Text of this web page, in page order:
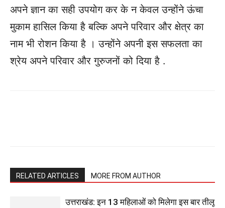
अपने ज्ञान का सही उपयोग कर के न केवल उन्होंने ऊंचा
मुकाम हासिल किया है बल्कि अपने परिवार और क्षेत्र का
नाम भी रोशन किया है । उन्होंने अपनी इस सफलता का
श्रेय अपने परिवार और गुरुजनों को दिया है .
RELATED ARTICLES MORE FROM AUTHOR
उत्तराखंड: इन 13 महिलाओं को मिलेगा इस बार तीलू